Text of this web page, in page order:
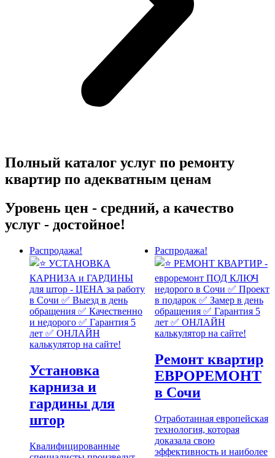
Полный каталог услуг по ремонту
квартир по адекватным ценам
Уровень цен - средний, а качество
услуг - достойное!
Распродажа!
Установка
карниза и
гардины для
штор
Квалифицированные
Распродажа!
Ремонт квартир
ЕВРОРЕМОНТ
в Сочи
Отработанная европейская
технология, которая
доказала свою
эффективность и наиболее